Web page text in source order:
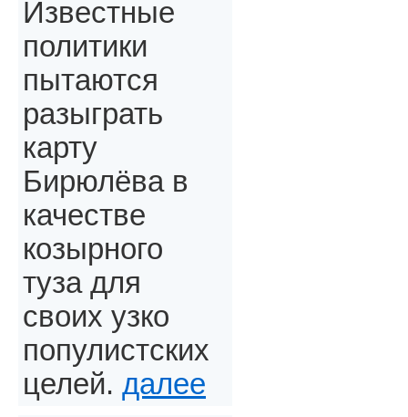
Известные
политики
пытаются
разыграть
карту
Бирюлёва в
качестве
козырного
туза для
своих узко
популистских
целей. далее